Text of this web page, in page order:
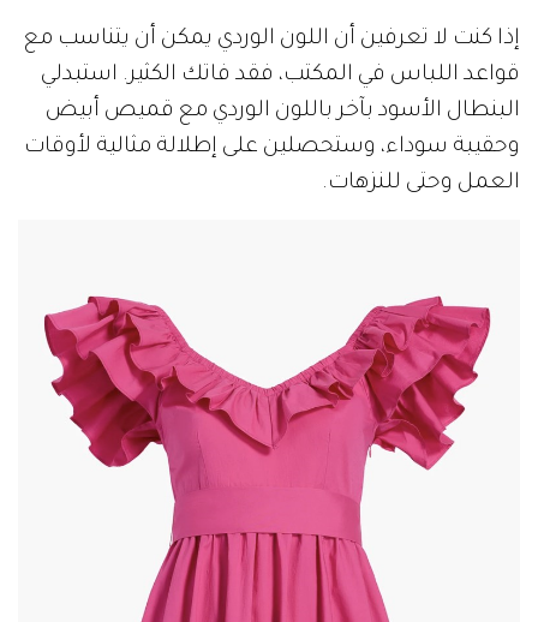
إذا كنت لا تعرفين أن اللون الوردي يمكن أن يتناسب مع
قواعد اللباس في المكتب، فقد فاتك الكثير. استبدلي
البنطال الأسود بآخر باللون الوردي مع قميص أبيض
وحقيبة سوداء، وستحصلين على إطلالة مثالية لأوقات
العمل وحتى للنزهات.